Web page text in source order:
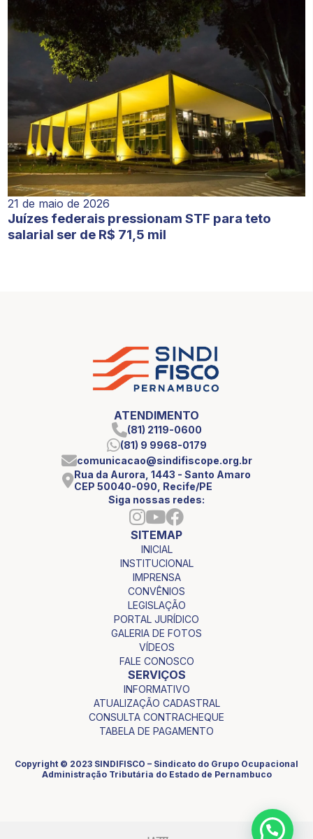
21 de maio de 2026
Juízes federais pressionam STF para teto
salarial ser de R$ 71,5 mil
ATENDIMENTO
(81) 2119-0600
(81) 9 9968-0179
comunicacao@sindifiscope.org.br
Rua da Aurora, 1443 - Santo Amaro
CEP 50040-090, Recife/PE
Siga nossas redes:
SITEMAP
INICIAL
INSTITUCIONAL
IMPRENSA
CONVÊNIOS
LEGISLAÇÃO
PORTAL JURÍDICO
GALERIA DE FOTOS
VÍDEOS
FALE CONOSCO
SERVIÇOS
INFORMATIVO
ATUALIZAÇÃO CADASTRAL
CONSULTA CONTRACHEQUE
TABELA DE PAGAMENTO
Copyright © 2023 SINDIFISCO – Sindicato do Grupo Ocupacional
Administração Tributária do Estado de Pernambuco